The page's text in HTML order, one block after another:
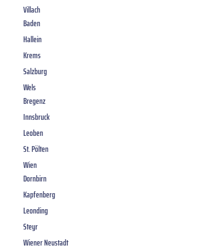
Villach
Baden
Hallein
Krems
Salzburg
Wels
Bregenz
Innsbruck
Leoben
St. Pölten
Wien
Dornbirn
Kapfenberg
Leonding
Steyr
Wiener Neustadt